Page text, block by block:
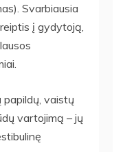
Svarbiausia
į gydytoją,
vaistų
vartojimą – jų